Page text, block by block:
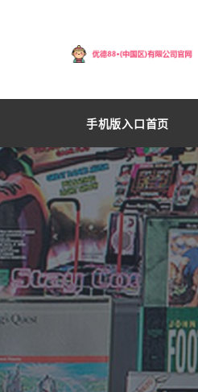
手机版入口首页